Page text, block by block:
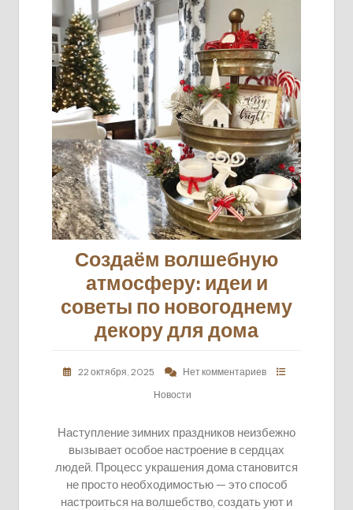
Создаём волшебную
атмосферу: идеи и
советы по новогоднему
декору для дома
22 октября, 2025
Нет комментариев
Новости
Наступление зимних праздников неизбежно
вызывает особое настроение в сердцах
людей. Процесс украшения дома становится
не просто необходимостью — это способ
настроиться на волшебство, создать уют и